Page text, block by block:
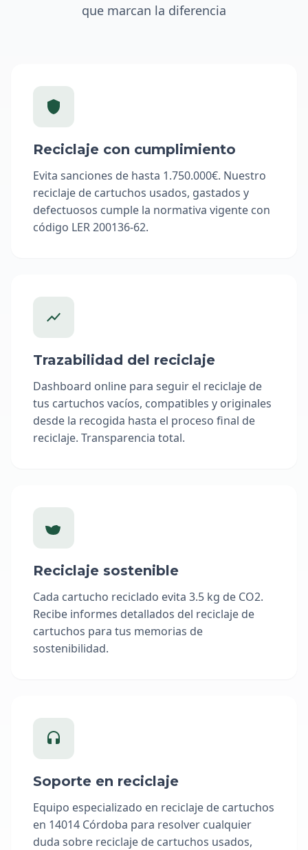
que marcan la diferencia
Reciclaje con cumplimiento
Evita sanciones de hasta 1.750.000€. Nuestro
reciclaje de cartuchos usados, gastados y
defectuosos cumple la normativa vigente con
código LER 200136-62.
Trazabilidad del reciclaje
Dashboard online para seguir el reciclaje de
tus cartuchos vacíos, compatibles y originales
desde la recogida hasta el proceso final de
reciclaje. Transparencia total.
Reciclaje sostenible
Cada cartucho reciclado evita 3.5 kg de CO2.
Recibe informes detallados del reciclaje de
cartuchos para tus memorias de
sostenibilidad.
Soporte en reciclaje
Equipo especializado en reciclaje de cartuchos
en 14014 Córdoba para resolver cualquier
duda sobre reciclaje de cartuchos usados,